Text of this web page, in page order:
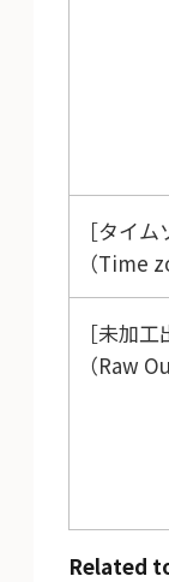
タイム
（Time
未加工
（Raw
Related